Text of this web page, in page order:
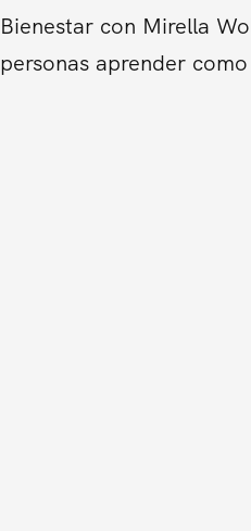
Bienestar con Mirella
personas aprender